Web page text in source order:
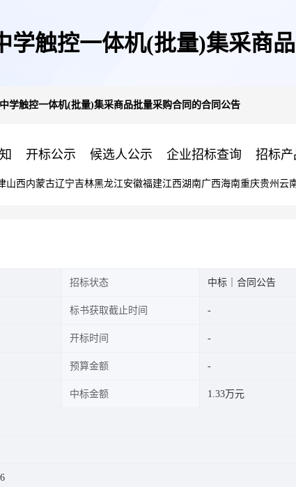
学触控一体机(批量)集采商
学触控一体机(批量)集采商品批量采购合同的合同公告
开标公示 候选人公示 企业招标查询 招标
山西内蒙古辽宁吉林黑龙江安徽福建江西湖南广西海南重庆贵州 云
招标状态 中标｜合同公告
标书获取截止时间
开标时间
预算金额
中标金额 1.33万元